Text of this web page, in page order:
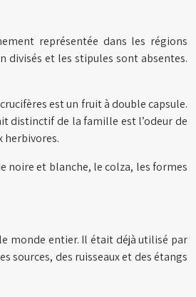
représentée dans les régions
divisés et les stipules sont absentes.
est un fruit à double capsule.
distinctif de la famille est l’odeur de
herbivores.
noire et blanche, le colza, les formes
monde entier. Il était déjà utilisé par
sources, des ruisseaux et des étangs